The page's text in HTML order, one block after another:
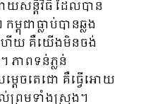
សន្តិវិធី ដែលបាន
ពុជាធ្លាប់បានឆ្លង
ហើយ គឺយើងមិនចង់
ភាពទន់ភ្លន់
ចតេជោ គឺធ្វើអោយ
ព្រមទាំងស្រុង។